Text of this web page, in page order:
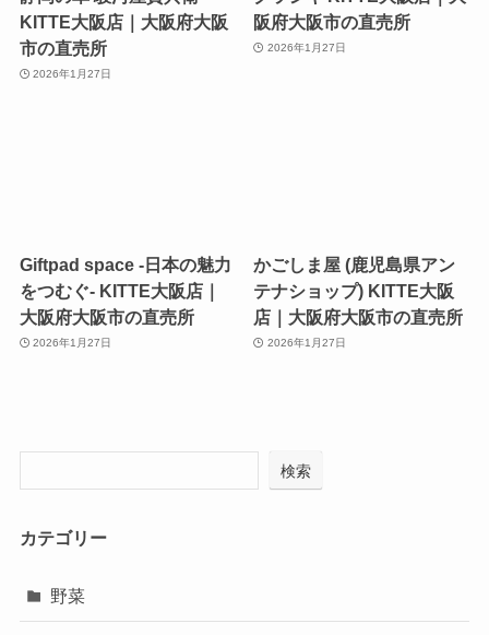
KITTE大阪店｜大阪府大阪
市の直売所
2026年1月27日
阪府大阪市の直売所
2026年1月27日
Giftpad space -日本の魅力
をつむぐ- KITTE大阪店｜
大阪府大阪市の直売所
2026年1月27日
かごしま屋 (鹿児島県アン
テナショップ) KITTE大阪
店｜大阪府大阪市の直売所
2026年1月27日
検索
カテゴリー
野菜